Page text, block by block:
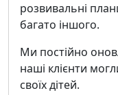
розвивальні
багато іншого.
Ми постійно
наші клієнти
своїх дітей.